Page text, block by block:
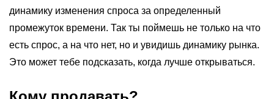
динамику изменения спроса за определенный
промежуток времени. Так ты поймешь не только на что
есть спрос, а на что нет, но и увидишь динамику рынка.
Это может тебе подсказать, когда лучше открываться.